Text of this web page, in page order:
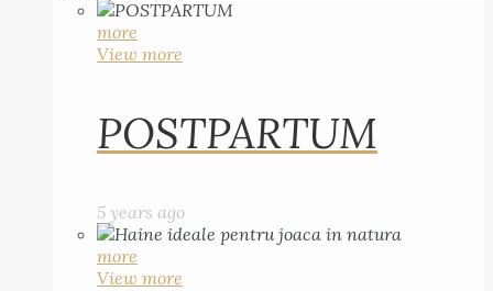
more
View more
POSTPARTUM
5 years ago
more
View more